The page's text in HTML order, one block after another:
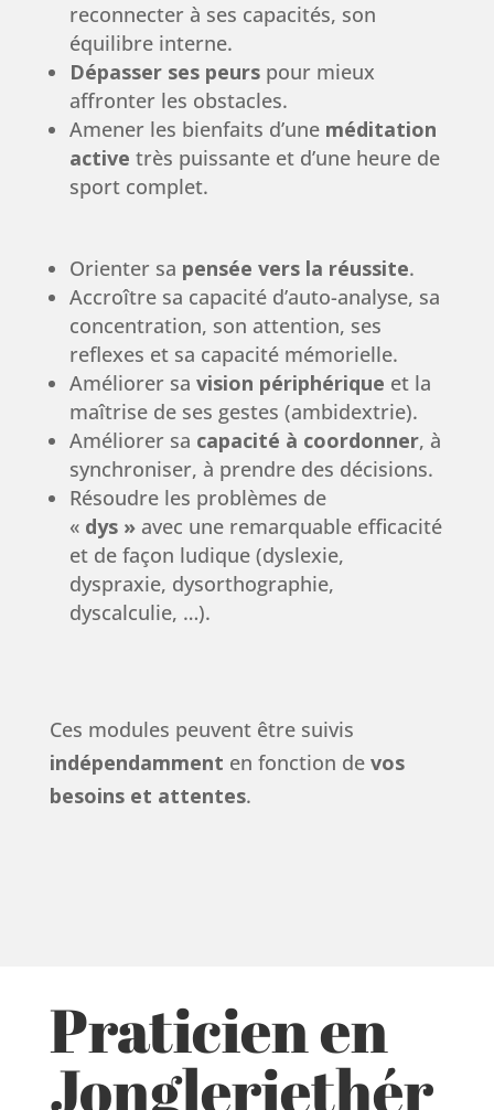
reconnecter à ses capacités, son
équilibre interne.
Dépasser ses peurspour mieux
affronter les obstacles.
Amener les bienfaits d’une méditation
active très puissante et d’une heure de
sport complet.
Orienter sa pensée vers la réussite.
Accroître sa capacité d’auto-analyse, sa
concentration, son attention, ses
reflexes et sa capacité mémorielle.
Améliorer sa vision périphérique et la
maîtrise de ses gestes (ambidextrie).
Améliorer sa capacité à coordonner, à
synchroniser, à prendre des décisions.
Résoudre les problèmes de
« dys »avec une remarquable efficacité
et de façon ludique (dyslexie,
dyspraxie, dysorthographie,
dyscalculie, …).
Ces modules peuvent être suivis
indépendamment en fonction de vos
besoins et attentes.
Praticien en
Jongleriethér